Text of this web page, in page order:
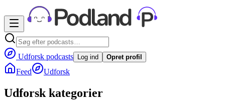
Udforsk podcasts Log ind Opret profil
Feed Udforsk
Udforsk kategorier